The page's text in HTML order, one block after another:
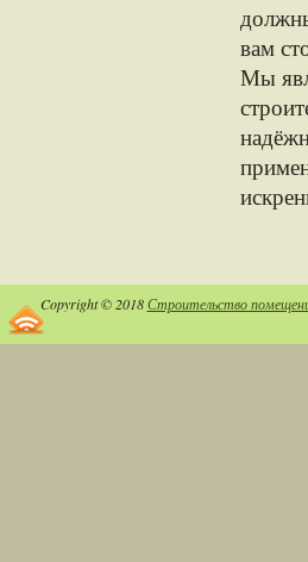
вам
Мы
Copyright © 2018Строительство